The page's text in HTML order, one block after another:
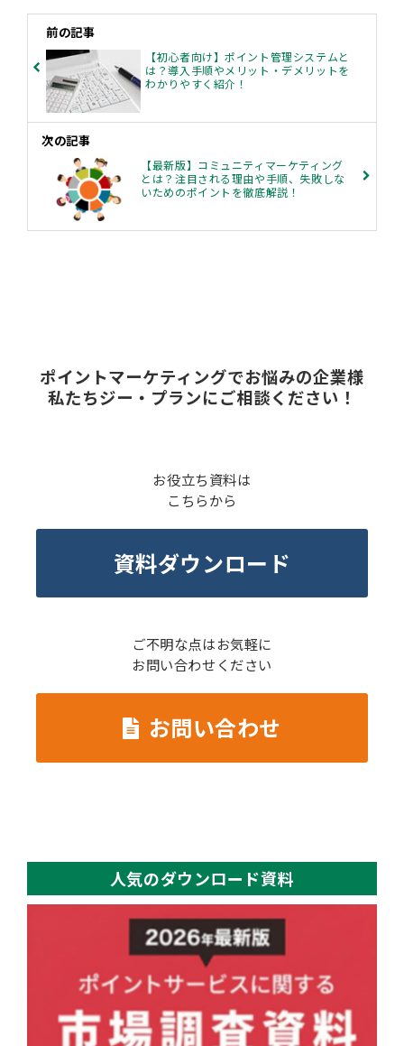
前の記事
【初心者向け】ポイント管理システムと
は？導入手順やメリット・デメリットを
わかりやすく紹介！
次の記事
【最新版】コミュニティマーケティング
とは？注目される理由や手順、失敗しな
いためのポイントを徹底解説！
ポイントマーケティングでお悩みの企業様
私たちジー・プランにご相談ください！
お役立ち資料は
こちらから
資料ダウンロード
ご不明な点はお気軽に
お問い合わせください
お問い合わせ
人気のダウンロード資料